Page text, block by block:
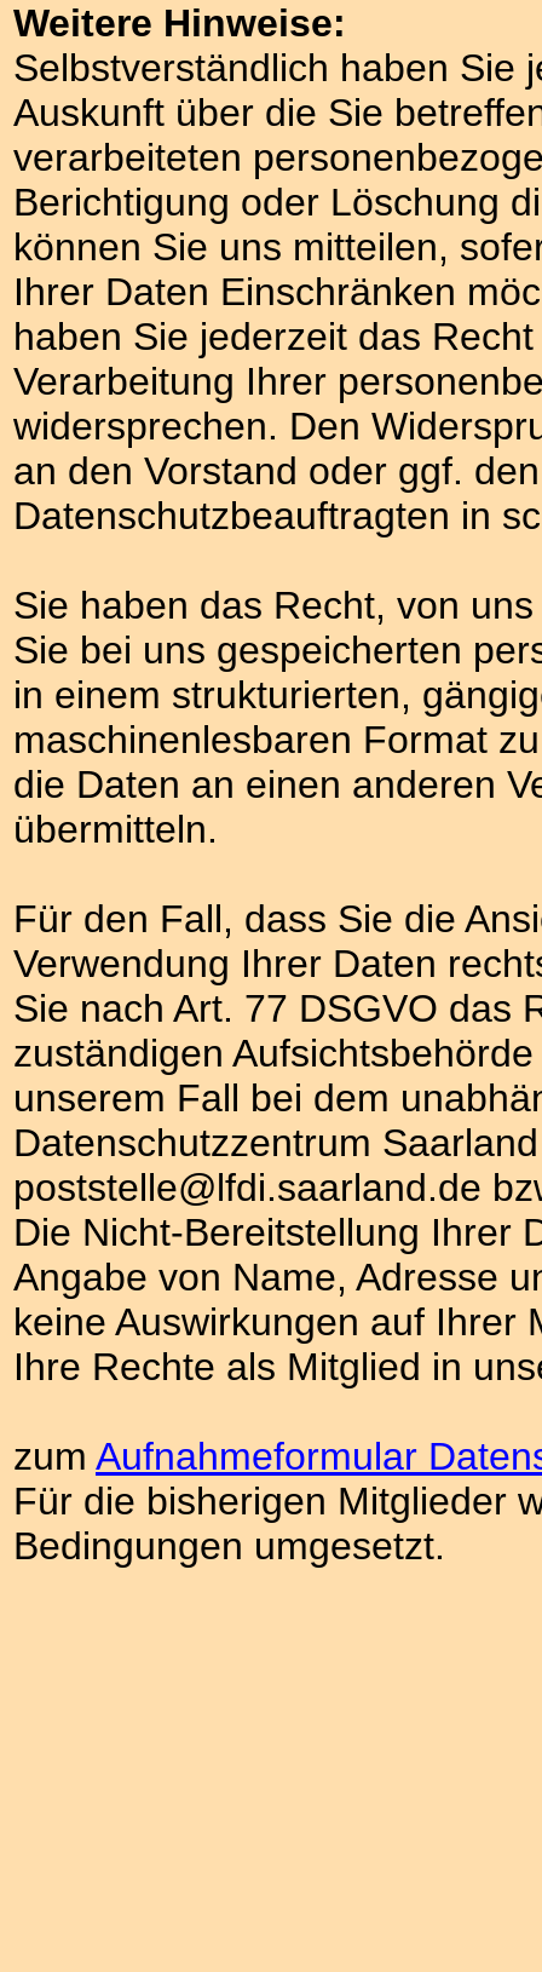
Weitere Hinweise:
Selbstverständlich haben Sie
Auskunft über die Sie
verarbeiteten
Berichtigung oder Löschung
können Sie uns mitteilen,
Ihrer Daten Einschränken
haben Sie jederzeit das
Verarbeitung Ihrer
widersprechen. Den
an den Vorstand oder ggf. den
Datenschutzbeauftragten in
Sie haben das Recht, von
Sie bei uns gespeicherten
in einem strukturierten,
maschinenlesbaren Format
die Daten an einen anderen
übermitteln.
Für den Fall, dass Sie die
Verwendung Ihrer Daten
Sie nach Art. 77 DSGVO das
zuständigen
unserem Fall bei dem
Datenschutzzentrum
poststelle@lfdi.saarland.de
Die Nicht-Bereitstellung Ihrer
Angabe von Name, Adresse
keine Auswirkungen auf Ihrer
Ihre Rechte als Mitglied in
zum Aufnahmeformular
Für die bisherigen Mitglieder
Bedingungen umgesetzt.